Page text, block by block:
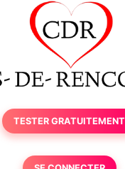
TESTER GRATUITEMENT